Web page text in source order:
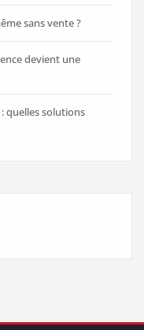
sans vente ?
devient une
quelles solutions